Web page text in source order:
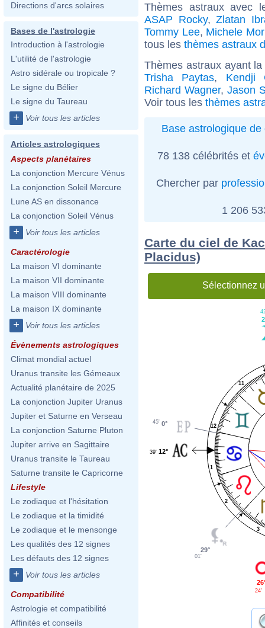
Directions d'arcs solaires
Bases de l'astrologie
Introduction à l'astrologie
L'utilité de l'astrologie
Astro sidérale ou tropicale ?
Le signe du Bélier
Le signe du Taureau
+ Voir tous les articles
Articles astrologiques
Aspects planétaires
La conjonction Mercure Vénus
La conjonction Soleil Mercure
Lune AS en dissonance
La conjonction Soleil Vénus
+ Voir tous les articles
Caractérologie
La maison VI dominante
La maison VII dominante
La maison VIII dominante
La maison IX dominante
+ Voir tous les articles
Évènements astrologiques
Climat mondial actuel
Uranus transite les Gémeaux
Actualité planétaire de 2025
La conjonction Jupiter Uranus
Jupiter et Saturne en Verseau
La conjonction Saturne Pluton
Jupiter arrive en Sagittaire
Uranus transite le Taureau
Saturne transite le Capricorne
Lifestyle
Le zodiaque et l'hésitation
Le zodiaque et la timidité
Le zodiaque et le mensonge
Les qualités des 12 signes
Les défauts des 12 signes
+ Voir tous les articles
Compatibilité
Astrologie et compatibilité
Affinités et conseils
Thèmes astraux avec
ASAP Rocky,Zlatan
Tommy Lee, Michele
tous les thèmes astraux
Thèmes astraux ayant
Trisha Paytas, Kendji
Richard Wagner, Jason
Voir tous les thèmes
Base astrologique de
78 138 célébrités et
Chercher par
1 206
Carte du ciel de
Placidus)
Sélectionnez
1
2
3
11
12
0°
45'
12°
39'
29°
01'
24'